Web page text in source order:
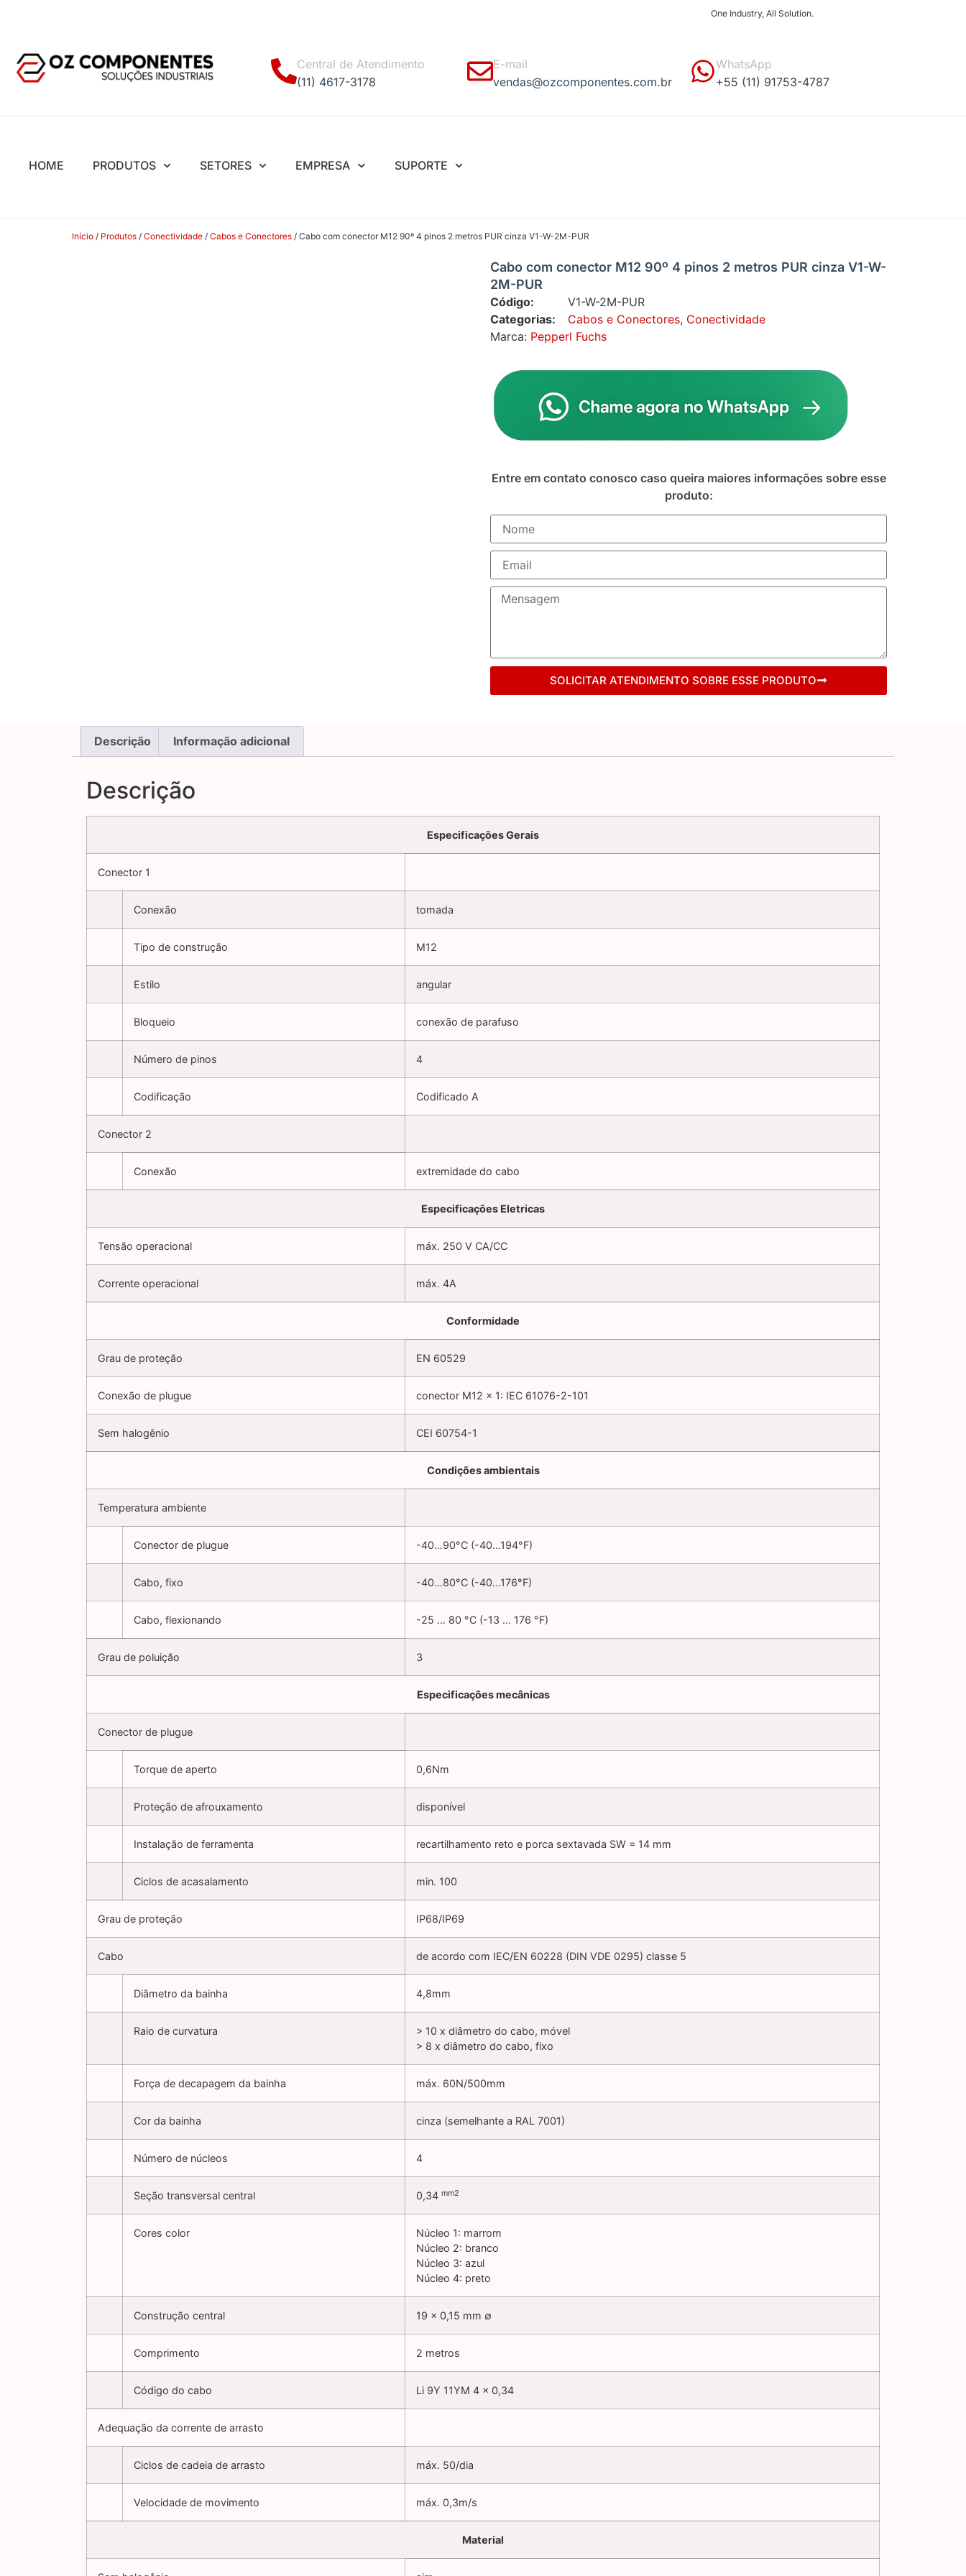
One Industry, All Solution.
Central de Atendimento
(11) 4617-3178
E-mail
vendas@ozcomponentes.com.br
WhatsApp
+55 (11) 91753-4787
HOME PRODUTOS SETORES EMPRESA SUPORTE
Início / Produtos / Conectividade / Cabos e Conectores / Cabo com conector M12 90º 4 pinos 2 metros PUR cinza V1-W-2M-PUR
Cabo com conector M12 90º 4 pinos 2 metros PUR cinza V1-W-
2M-PUR
Código:
V1-W-2M-PUR
Categorias:
Cabos e Conectores, Conectividade
Marca: Pepperl Fuchs
Entre em contato conosco caso queira maiores informações sobre esse
produto:
SOLICITAR ATENDIMENTO SOBRE ESSE PRODUTO
Descrição Informação adicional
Descrição
Especificações Gerais
Conector 1
Conexão tomada
Tipo de construção M12
Estilo angular
Bloqueio conexão de parafuso
Número de pinos 4
Codificação Codificado A
Conector 2
Conexão extremidade do cabo
Especificações Eletricas
Tensão operacional máx. 250 V CA/CC
Corrente operacional máx. 4A
Conformidade
Grau de proteção EN 60529
Conexão de plugue conector M12 x 1: IEC 61076-2-101
Sem halogênio CEI 60754-1
Condições ambientais
Temperatura ambiente
Conector de plugue -40…90°C (-40…194°F)
Cabo, fixo -40…80°C (-40…176°F)
Cabo, flexionando -25 … 80 °C (-13 … 176 °F)
Grau de poluição 3
Especificações mecânicas
Conector de plugue
Torque de aperto 0,6Nm
Proteção de afrouxamento disponível
Instalação de ferramenta recartilhamento reto e porca sextavada SW = 14 mm
Ciclos de acasalamento min. 100
Grau de proteção IP68/IP69
Cabo de acordo com IEC/EN 60228 (DIN VDE 0295) classe 5
Diâmetro da bainha 4,8mm
Raio de curvatura
> 10 x diâmetro do cabo, móvel
> 8 x diâmetro do cabo, fixo
Força de decapagem da bainha máx. 60N/500mm
Cor da bainha cinza (semelhante a RAL 7001)
Número de núcleos 4
Seção transversal central 0,34 mm2
Cores color
Núcleo 1: marrom
Núcleo 2: branco
Núcleo 3: azul
Núcleo 4: preto
Construção central 19 x 0,15 mm ∅
Comprimento 2 metros
Código do cabo Li 9Y 11YM 4 x 0,34
Adequação da corrente de arrasto
Ciclos de cadeia de arrasto máx. 50/dia
Velocidade de movimento máx. 0,3m/s
Material